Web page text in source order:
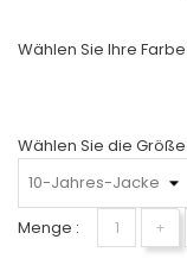
Wählen Sie Ihre Farbe
Wählen Sie die
Menge : +